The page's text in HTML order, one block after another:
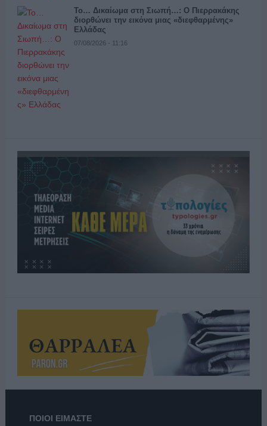
Το… Δικαίωμα στη Σιωπή…: Ο Πιερρακάκης
διορθώνει την εικόνα μιας «διεφθαρμένης»
Ελλάδας
07/08/2026 - 11:16
ΠΟΙΟΙ ΕΙΜΑΣΤΕ